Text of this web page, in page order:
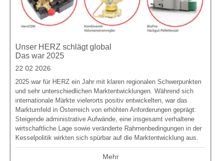
Unser HERZ schlägt global
Das war 2025
22 02 2026
2025 war für HERZ ein Jahr mit klaren regionalen Schwerpunkten
und sehr unterschiedlichen Marktentwicklungen. Während sich
internationale Märkte vielerorts positiv entwickelten, war das
Marktumfeld in Österreich von erhöhten Anforderungen geprägt:
Steigende administrative Aufwände, eine insgesamt verhaltene
wirtschaftliche Lage sowie veränderte Rahmenbedingungen in der
Kesselpolitik wirkten sich spürbar auf die Marktentwicklung aus.
Mehr